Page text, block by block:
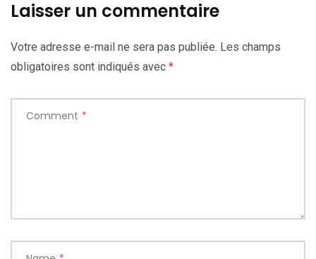
Laisser un commentaire
Votre adresse e-mail ne sera pas publiée. Les champs
obligatoires sont indiqués avec *
Comment *